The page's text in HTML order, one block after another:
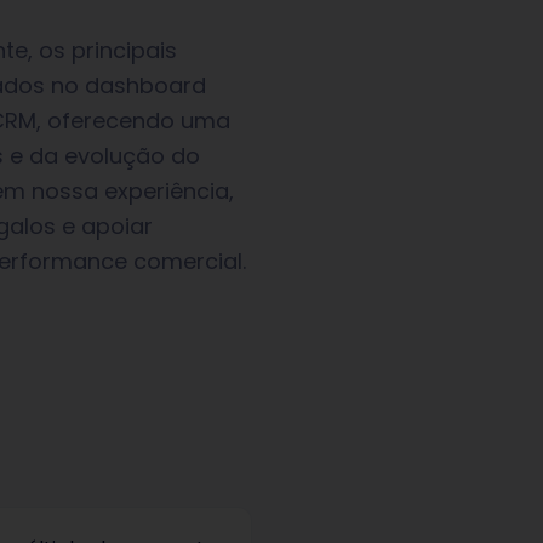
os principais
no dashboard
oferecendo uma
da evolução do
nossa experiência,
e apoiar
comercial.